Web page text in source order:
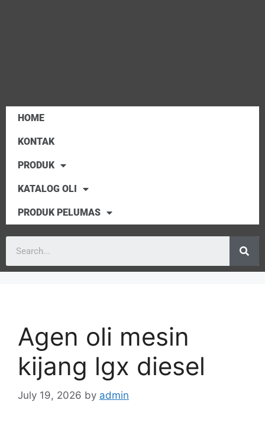
HOME
KONTAK
PRODUK
KATALOG OLI
PRODUK PELUMAS
Agen oli mesin
kijang lgx diesel
July 19, 2026 by admin